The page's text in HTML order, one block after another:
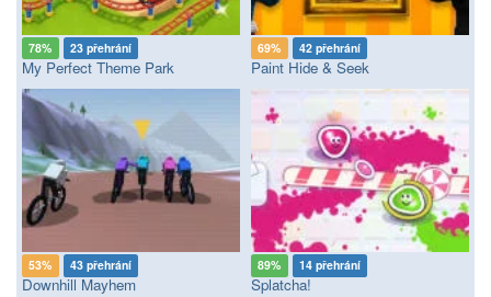
78% 23 přehrání
My Perfect Theme Park
69% 42 přehrání
Paint Hide & Seek
53% 43 přehrání
Downhill Mayhem
89% 14 přehrání
Splatcha!